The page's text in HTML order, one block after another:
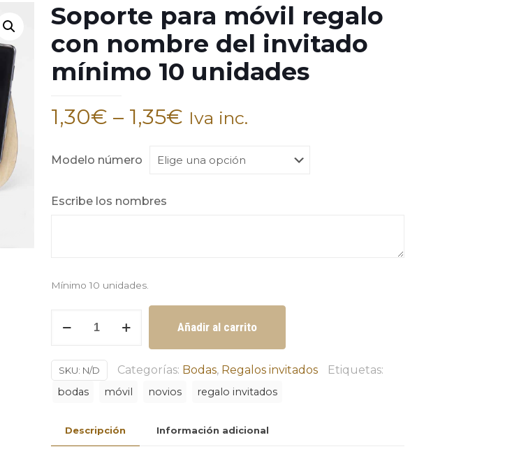
Soporte para móvil regalo
con nombre del invitado
mínimo 10 unidades
1,30€ – 1,35€ Iva inc.
Modelo número
Escribe los nombres
Mínimo 10 unidades.
móvil
regalo
con
del
Añadir al carrito
SKU: N/D Categorías: Bodas, Regalos invitados Etiquetas:
bodas móvil novios regalo invitados
Descripción Información adicional